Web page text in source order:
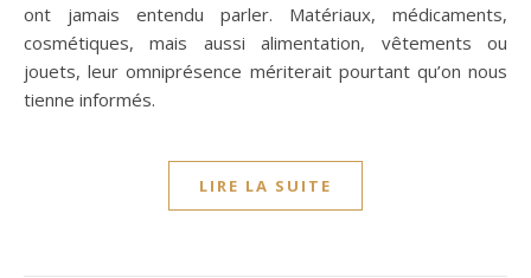
ont jamais entendu parler. Matériaux, médicaments,
cosmétiques, mais aussi alimentation, vêtements ou
jouets, leur omniprésence mériterait pourtant qu’on nous
tienne informés.
LIRE LA SUITE